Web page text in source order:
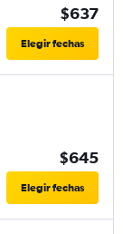
$637
Elegir fechas
$645
Elegir fechas